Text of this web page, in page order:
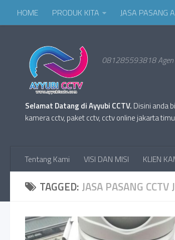
HOME PRODUK KITA JASA PASANG
081285593818 Agen
Selamat Datang di Ayyubi CCTV. Disini anda
kamera cctv, paket cctv, cctv online jakarta
Tentang Kami VISI DAN MISI KLIEN
TAGGED: JASA PASANG CCTV